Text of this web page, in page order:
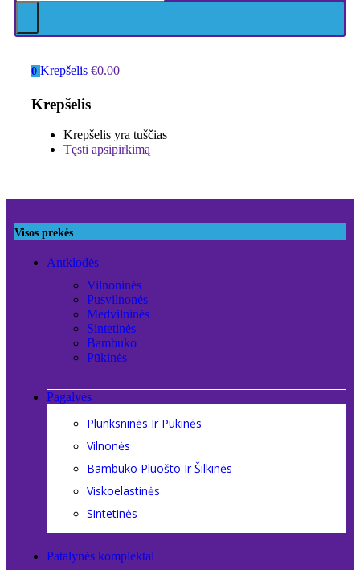
0 Krepšelis €0.00
Krepšelis
Krepšelis yra tuščias
Tęsti apsipirkimą
Visos prekės
Antklodės
Vilnoninės
Pusvilnonės
Medvilninės
Sintetinės
Bambuko
Pūkinės
Pagalvės
Plunksninės Ir Pūkinės
Vilnonės
Bambuko Pluošto Ir Šilkinės
Viskoelastinės
Sintetinės
Patalynės komplektai